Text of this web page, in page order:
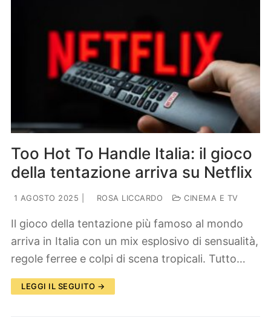
Too Hot To Handle Italia: il gioco
della tentazione arriva su Netflix
1 AGOSTO 2025 ROSA LICCARDO CINEMA E TV
Il gioco della tentazione più famoso al mondo
arriva in Italia con un mix esplosivo di sensualità,
regole ferree e colpi di scena tropicali. Tutto…
LEGGI IL SEGUITO →